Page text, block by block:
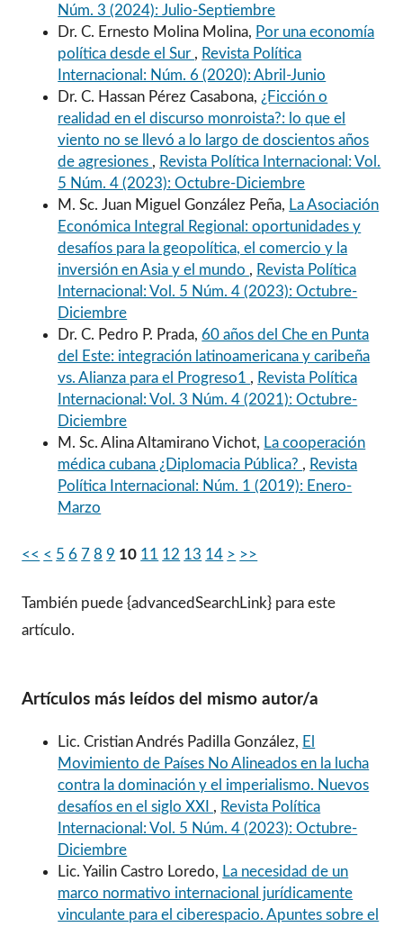
Núm. 3 (2024): Julio-Septiembre
Dr. C. Ernesto Molina Molina, Por una economía
política desde el Sur , Revista Política
Internacional: Núm. 6 (2020): Abril-Junio
Dr. C. Hassan Pérez Casabona, ¿Ficción o
realidad en el discurso monroista?: lo que el
viento no se llevó a lo largo de doscientos años
de agresiones , Revista Política Internacional: Vol.
5 Núm. 4 (2023): Octubre-Diciembre
M. Sc. Juan Miguel González Peña, La Asociación
Económica Integral Regional: oportunidades y
desafíos para la geopolítica, el comercio y la
inversión en Asia y el mundo , Revista Política
Internacional: Vol. 5 Núm. 4 (2023): Octubre-
Diciembre
Dr. C. Pedro P. Prada, 60 años del Che en Punta
del Este: integración latinoamericana y caribeña
vs. Alianza para el Progreso1 , Revista Política
Internacional: Vol. 3 Núm. 4 (2021): Octubre-
Diciembre
M. Sc. Alina Altamirano Vichot, La cooperación
médica cubana ¿Diplomacia Pública? , Revista
Política Internacional: Núm. 1 (2019): Enero-
Marzo
<< < 5 6 7 8 9 10 11 12 13 14 > >>
También puede {advancedSearchLink} para este
artículo.
Artículos más leídos del mismo autor/a
Lic. Cristian Andrés Padilla González, El
Movimiento de Países No Alineados en la lucha
contra la dominación y el imperialismo. Nuevos
desafíos en el siglo XXI , Revista Política
Internacional: Vol. 5 Núm. 4 (2023): Octubre-
Diciembre
Lic. Yailin Castro Loredo, La necesidad de un
marco normativo internacional jurídicamente
vinculante para el ciberespacio. Apuntes sobre el